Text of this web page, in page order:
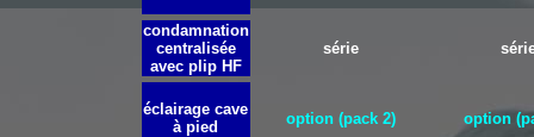
condamnation
centralisée
avec plip HF
série
éclairage cave
à pied
option (pack 2) option